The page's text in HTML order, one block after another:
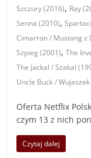
Szczury (2016), Ray
Senna (2010),
Cimarron / Mustang z
Szpieg (2001),The
The Jackal / Szakal
Uncle Buck /
Oferta Netflix
czym 13 z nich
Czytaj dalej